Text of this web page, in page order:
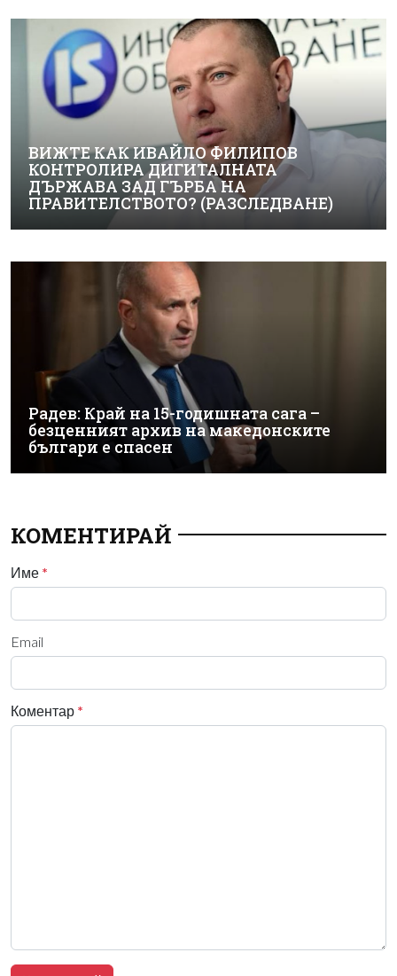
ВИЖТЕ КАК ИВАЙЛО ФИЛИПОВ
КОНТРОЛИРА ДИГИТАЛНАТА
ДЪРЖАВА ЗАД ГЪРБА НА
ПРАВИТЕЛСТВОТО? (РАЗСЛЕДВАНЕ)
Радев: Край на 15-годишната сага –
безценният архив на македонските
българи е спасен
КОМЕНТИРАЙ
Име *
Email
Коментар *